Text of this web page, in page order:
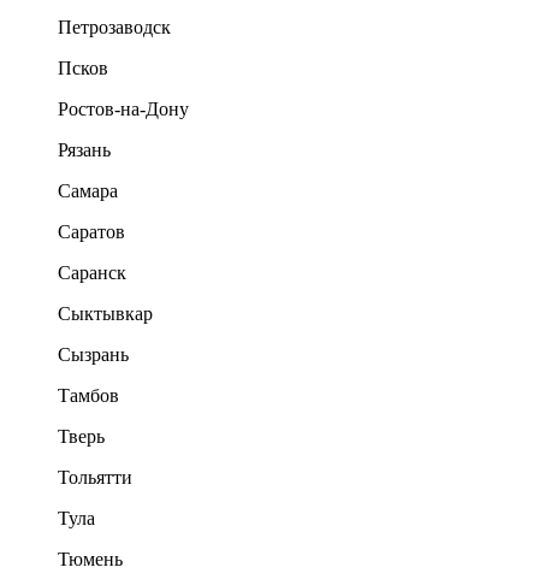
Петрозаводск
Псков
Ростов-на-Дону
Рязань
Самара
Саратов
Саранск
Сыктывкар
Сызрань
Тамбов
Тверь
Тольятти
Тула
Тюмень